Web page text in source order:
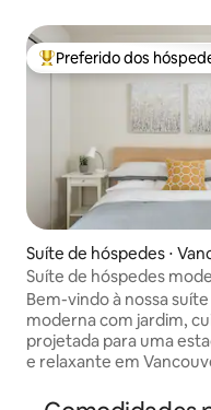
Entre os melhores
Preferido dos
Suíte de hóspedes ⋅
er
Suíte de hóspedes
Fraser/Main Village
Bem-vindo à nossa
moderna com jardim,
projetada para uma
e relaxante em Vancouver.
faz fronteira com a